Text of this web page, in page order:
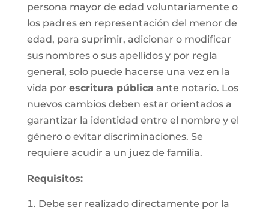
persona mayor de edad voluntariamente o
los padres en representación del menor de
edad, para suprimir, adicionar o modificar
sus nombres o sus apellidos y por regla
general, solo puede hacerse una vez en la
vida por escritura pública ante notario. Los
nuevos cambios deben estar orientados a
garantizar la identidad entre el nombre y el
género o evitar discriminaciones. Se
requiere acudir a un juez de familia.
Requisitos:
Debe ser realizado directamente por la